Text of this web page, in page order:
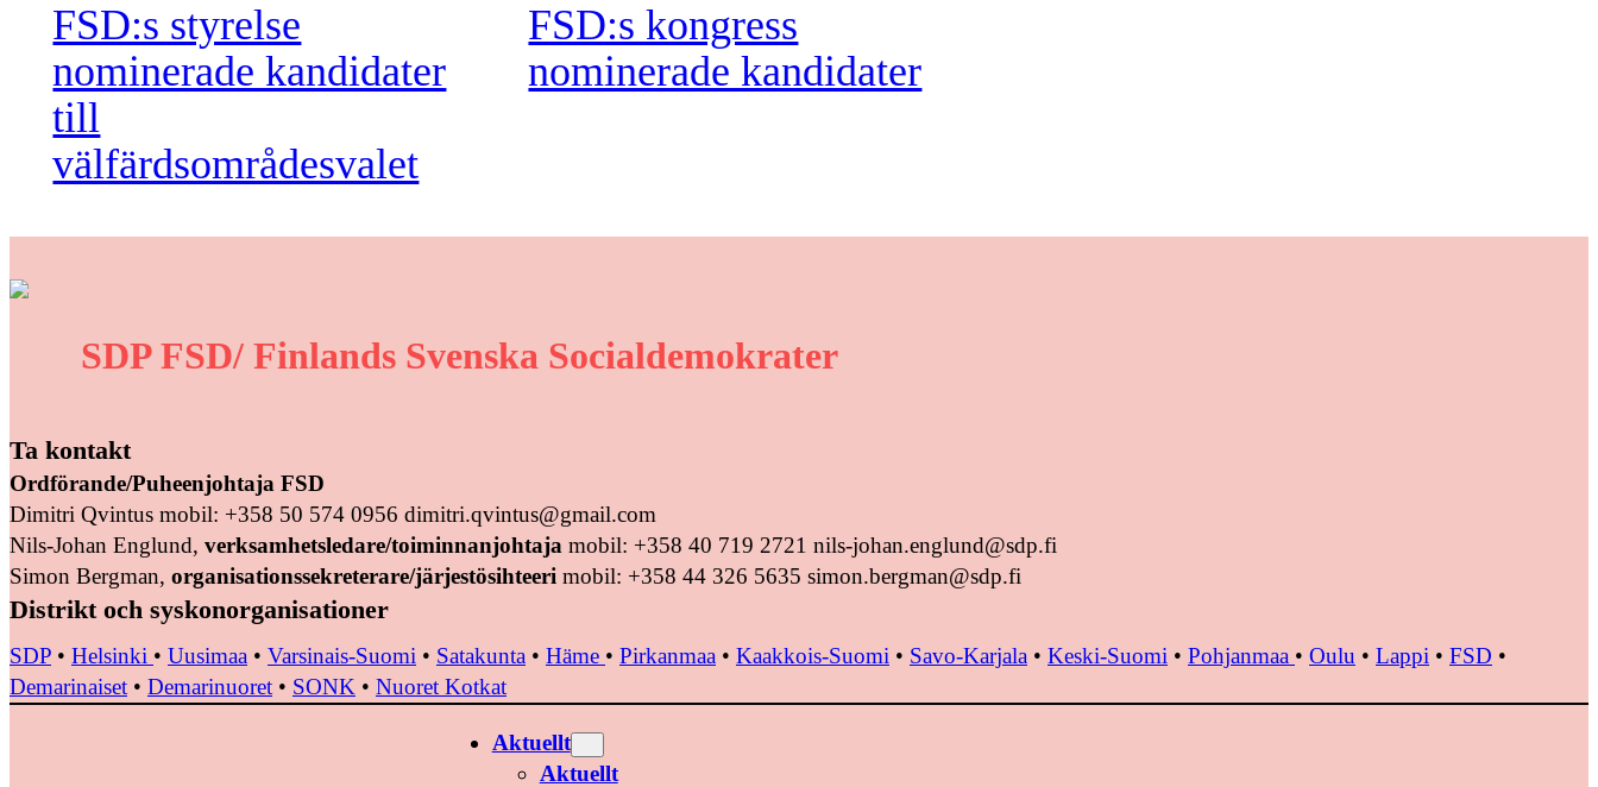
FSD:s styrelse
nominerade kandidater
till
välfärdsområdesvalet
FSD:s kongress
nominerade kandidater
SDP FSD/ Finlands Svenska Socialdemokrater
Ta kontakt
Ordförande/Puheenjohtaja FSD
Dimitri Qvintus mobil: +358 50 574 0956 dimitri.qvintus@gmail.com
Nils-Johan Englund, verksamhetsledare/toiminnanjohtaja mobil: +358 40 719 2721 nils-johan.englund@sdp.fi
Simon Bergman, organisationssekreterare/järjestösihteeri mobil: +358 44 326 5635 simon.bergman@sdp.fi
Distrikt och syskonorganisationer
SDP • Helsinki • Uusimaa • Varsinais-Suomi • Satakunta • Häme • Pirkanmaa • Kaakkois-Suomi • Savo-Karjala • Keski-Suomi • Pohjanmaa • Oulu • Lappi • FSD •
Demarinaiset • Demarinuoret • SONK • Nuoret Kotkat
Aktuellt
Aktuellt